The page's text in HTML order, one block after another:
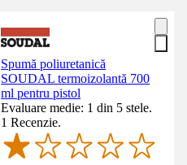
Spumă poliuretanică
SOUDAL termoizolantă 700
ml pentru pistol
Evaluare medie: 1 din 5 stele.
1 Recenzie.